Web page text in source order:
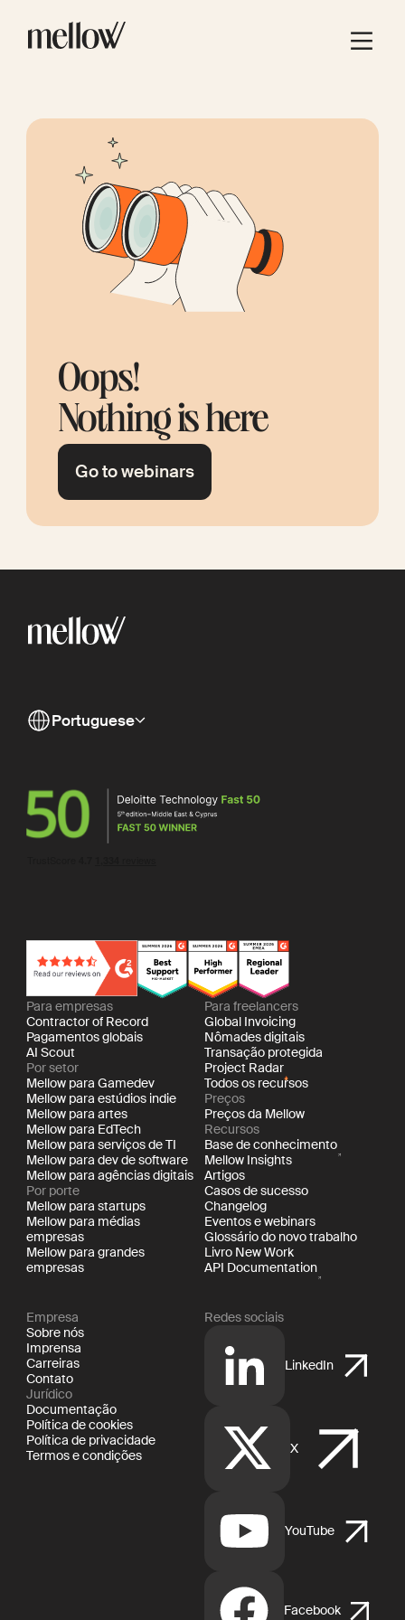
Oops!
Nothing is here
Go to webinars
Portuguese
Para empresas
Contractor of Record
Pagamentos globais
AI Scout
Por setor
Mellow para Gamedev
Mellow para estúdios indie
Mellow para artes
Mellow para EdTech
Mellow para serviços de TI
Mellow para dev de software
Mellow para agências digitais
Por porte
Mellow para startups
Mellow para médias
empresas
Mellow para grandes
empresas
Para freelancers
Global Invoicing
Nômades digitais
Transação protegida
Project Radar
Todos os recursos
Preços
Preços da Mellow
Recursos
Base de conhecimento
Mellow Insights
Artigos
Casos de sucesso
Changelog
Eventos e webinars
Glossário do novo trabalho
Livro New Work
API Documentation
Empresa
Sobre nós
Imprensa
Carreiras
Contato
Jurídico
Documentação
Política de cookies
Política de privacidade
Termos e condições
Redes sociais
LinkedIn
X
YouTube
Facebook